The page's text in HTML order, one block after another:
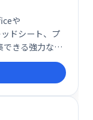
や
ドシート、プ
できる強力なオ
ルと共同編集機
します。複雑
ブソリューショ
産性向上と円
スツールで